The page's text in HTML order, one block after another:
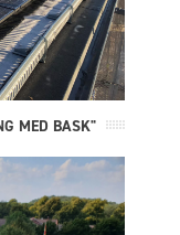
MED BASK"